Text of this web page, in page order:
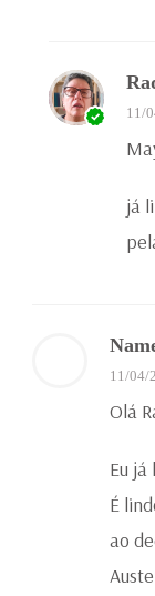
11/
já
11/04/
Olá
Eu já
É
ao